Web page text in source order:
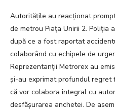
Autoritățile au reacționat
de metrou Piața Unirii 2. Poliția
după ce a fost raportat
colaborând cu echipele de
Reprezentanții Metrorex au
și-au exprimat profundul
că vor colabora integral cu
desfășurarea anchetei. De